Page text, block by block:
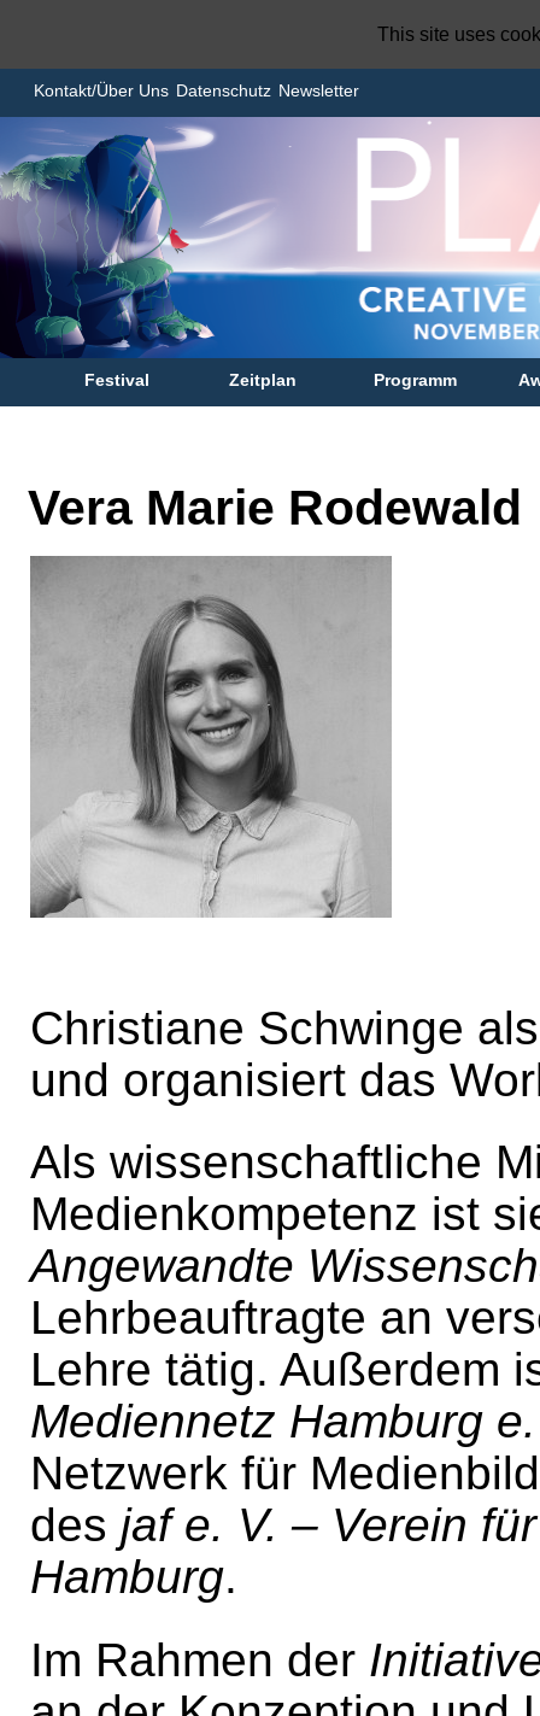
Kontakt/Über Uns Datenschutz Newsletter
Festival Zeitplan Programm
Vera Marie Rodewald
Christiane Schwinge
und organisiert das
Als wissenschaftliche
Medienkompetenz ist
Angewandte
Lehrbeauftragte an
Lehre tätig. Außerdem
Mediennetz Hamburg
Netzwerk für
des jaf e. V. – Verein
Hamburg.
Im Rahmen der
This site uses